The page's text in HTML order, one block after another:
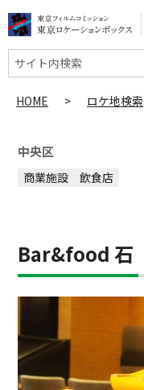
サイト内検索
HOME > ロケ地検索
中央区
商業施設 飲食店
Bar&food 石